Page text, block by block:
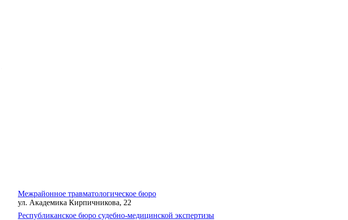
Межрайонное травматологическое бюро
ул. Академика Кирпичникова, 22
Республиканское бюро судебно-медицинской экспертизы